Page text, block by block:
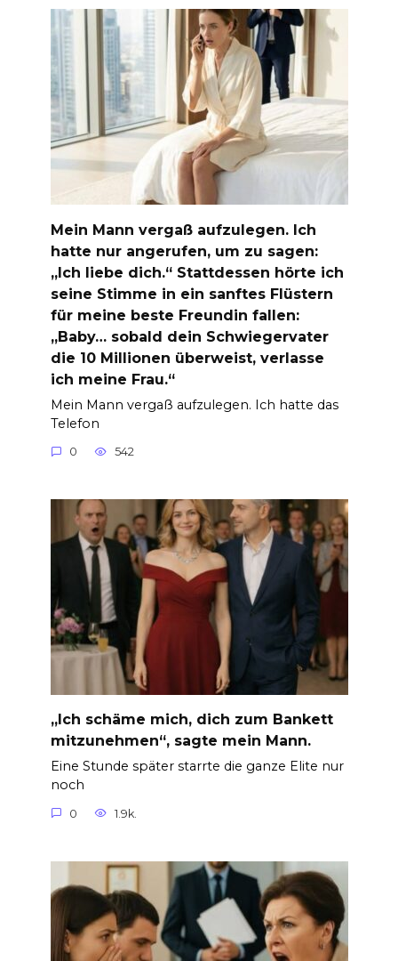
Mein Mann vergaß aufzulegen. Ich
hatte nur angerufen, um zu sagen:
„Ich liebe dich.“ Stattdessen hörte ich
seine Stimme in ein sanftes Flüstern
für meine beste Freundin fallen:
„Baby… sobald dein Schwiegervater
die 10 Millionen überweist, verlasse
ich meine Frau.“
Mein Mann vergaß aufzulegen. Ich hatte das
Telefon
0 542
„Ich schäme mich, dich zum Bankett
mitzunehmen“, sagte mein Mann.
Eine Stunde später starrte die ganze Elite nur
noch
0 1.9k.